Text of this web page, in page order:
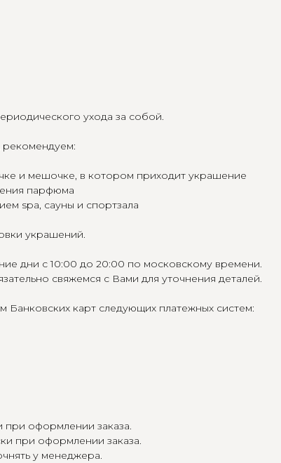
ухода за собой.
и мешочке, в котором приходит украшение
парфюма
spa, сауны и спортзала
украшений.
дни с 10:00 до 20:00 по московскому времени.
свяжемся с Вами для уточнения деталей.
карт следующих платежных систем:
при оформлении заказа.
при оформлении заказа.
у менеджера.